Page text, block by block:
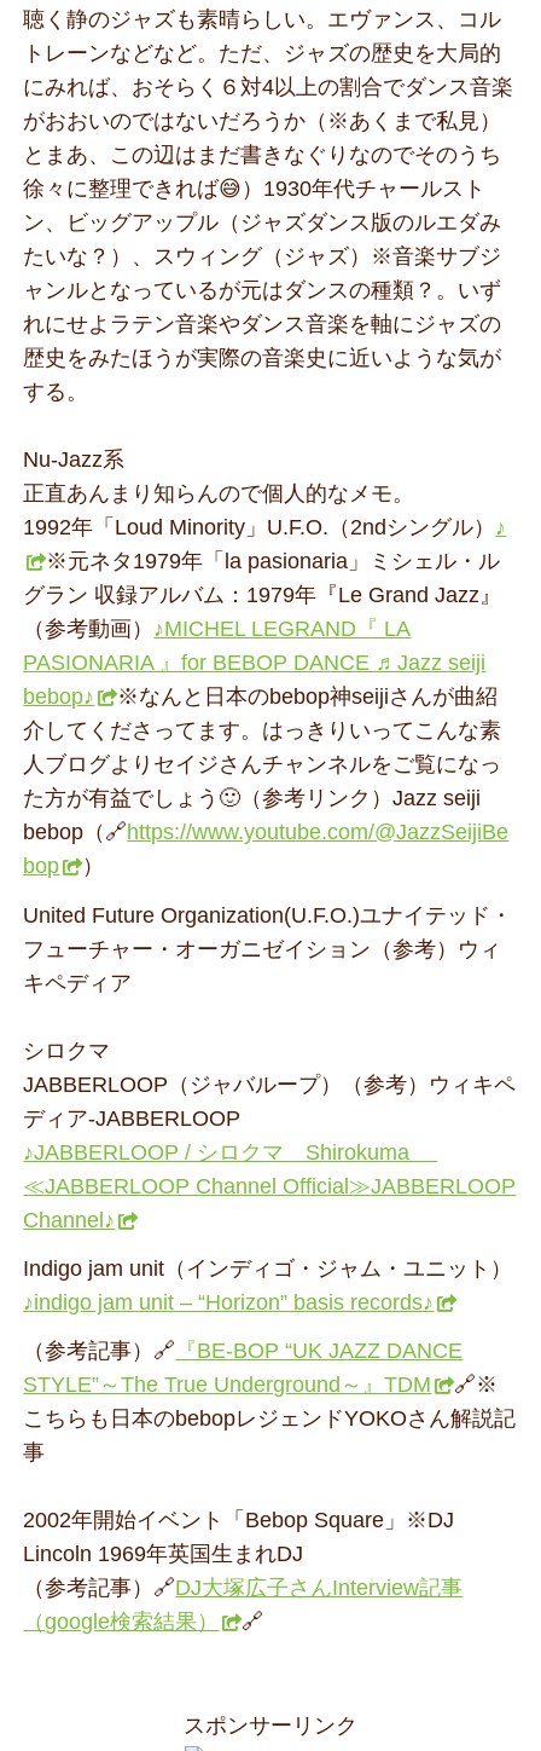
聴く静のジャズも素晴らしい。エヴァンス、コル
トレーンなどなど。ただ、ジャズの歴史を大局的
にみれば、おそらく６対4以上の割合でダンス音楽
がおおいのではないだろうか（※あくまで私見）
とまあ、この辺はまだ書きなぐりなのでそのうち
徐々に整理できれば😅）1930年代チャールスト
ン、ビッグアップル（ジャズダンス版のルエダみ
たいな？）、スウィング（ジャズ）※音楽サブジ
ャンルとなっているが元はダンスの種類？。いず
れにせよラテン音楽やダンス音楽を軸にジャズの
歴史をみたほうが実際の音楽史に近いような気が
する。
Nu-Jazz系
正直あんまり知らんので個人的なメモ。
1992年「Loud Minority」U.F.O.（2ndシングル） ♪
※元ネタ1979年「la pasionaria」ミシェル・ル
グラン 収録アルバム：1979年『Le Grand Jazz』
（参考動画） ♪MICHEL LEGRAND『 LA
PASIONARIA 』for BEBOP DANCE ♬Jazz seiji
bebop♪
※なんと日本のbebop神seijiさんが曲紹
介してくださってます。はっきりいってこんな素
人ブログよりセイジさんチャンネルをご覧になっ
た方が有益でしょう🙂（参考リンク）Jazz seiji
bebop（🔗https://www.youtube.com/@JazzSeijiBe
bop
）
United Future Organization(U.F.O.)ユナイテッド・
フューチャー・オーガニゼイション（参考）ウィ
キペディア
シロクマ
JABBERLOOP（ジャバループ）（参考）ウィキペ
ディア-JABBERLOOP
♪JABBERLOOP / シロクマ Shirokuma
≪JABBERLOOP Channel Official≫JABBERLOOP
Channel♪
Indigo jam unit（インディゴ・ジャム・ユニット）
♪indigo jam unit – “Horizon” basis records♪
（参考記事）🔗 『BE-BOP “UK JAZZ DANCE
STYLE”～The True Underground～』TDM
🔗※
こちらも日本のbebopレジェンドYOKOさん解説記
事
2002年開始イベント「Bebop Square」※DJ
Lincoln 1969年英国生まれDJ
（参考記事）🔗DJ大塚広子さんInterview記事
（google検索結果）
🔗
スポンサーリンク